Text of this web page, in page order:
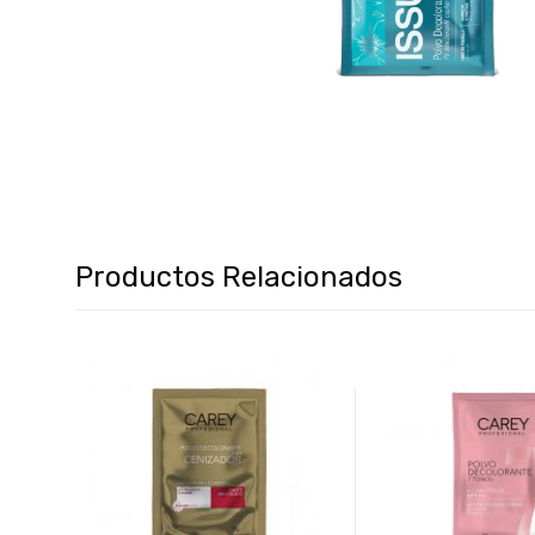
Productos Relacionados